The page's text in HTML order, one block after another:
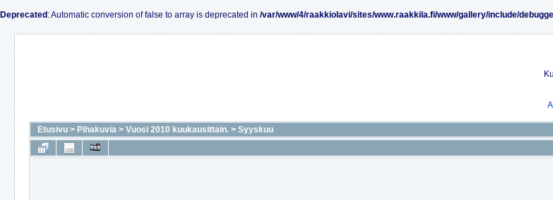
Deprecated : Automatic conversion of false to array is deprecated in /var/www/4/raakkiolavi/sites/www.raakkila.fi/www/gallery/include/
Etusivu > Pihakuvia > Vuosi 2010 kuukausittain. > Syyskuu